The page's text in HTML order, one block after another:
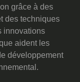
grâce à des
des techniques
innovations
aident les
développement